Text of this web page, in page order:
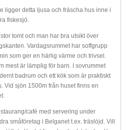
ligger detta ljusa och fräscha hus inne i
fiskesjö.
tomt och man har bra utsikt över
Vardagsrummet har soffgrupp
som ger en härlig värme och trivsel.
mest är lämplig för barn. I sovrummet
badrum och ett kök som är praktiskt
Vid sjön 1500m från huset finns en
café med servering under
småföretag i Belganet t.ex. träslöjd. Vill